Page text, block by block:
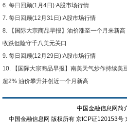
每日回顾(1月4日):A股市场行情
每日回顾(12月31日):A股市场行情
【国际大宗商品早报】油价涨至一个月来新高
收跌但险守千八美元关口
每日回顾(12月29日):A股市场行情
【国际大宗商品早报】南美天气炒作持续美
超2% 油价攀升并创近一个月新高
中国金融信息网简
中国金融信息网 版权所有 京ICP证120153号